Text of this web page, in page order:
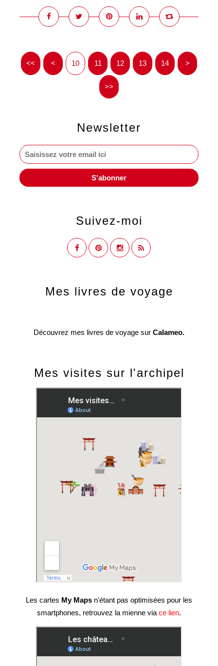
<< < 10 11 12 13 14 >
>>
Newsletter
Suivez-moi
Mes livres de voyage
Découvrez mes livres de voyage sur Calameo.
Mes visites sur l'archipel
Les cartes My Maps n'étant pas optimisées pour les
smartphones, retrouvez la mienne via ce lien.